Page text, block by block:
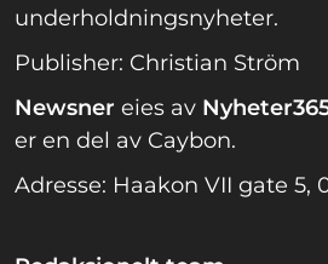
underholdningsnyheter.
Publisher: Christian Ström
Newsner eies av
er en del av Caybon.
Adresse: Haakon VII gate 5,